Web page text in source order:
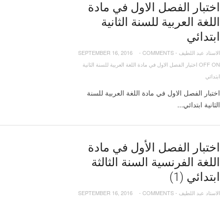
اختبار الفصل الاول في مادة
اللغة العربية للسنة الثانية
ابتدائي
الاستاد عبد اللطيف -
SEPTEMBER 16, 2016 - COMMENTS
OFF ON اختبار الفصل الاول في مادة اللغة العربية للسنة الثانية
ابتدائي
اختبار الفصل الاول في مادة اللغة العربية للسنة
الثانية ابتدائي...
اختبار الفصل الأول في مادة
اللغة الفرنسية السنة الثالثة
ابتدائي (1)
الاستاد عبد اللطيف -
SEPTEMBER 16, 2016 - COMMENTS